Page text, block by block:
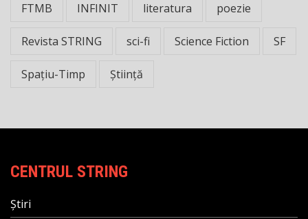
FTMB INFINIT literatura poezie
Revista STRING sci-fi Science Fiction SF
Spațiu-Timp Știință
CENTRUL STRING
Știri